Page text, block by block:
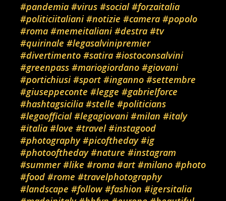
#pandemia #virus #social #forzaitalia
#politiciitaliani #notizie #camera #popolo
#roma #memeitaliani #destra #tv
#quirinale #legasalvinipremier
#divertimento #satira #iostoconsalvini
#greenpass #mariogiordano #giovani
#portichiusi #sport #inganno #settembre
#giuseppeconte #legge #gabrielforce
#hashtagsicilia #stelle #politicians
#legaofficial #legagiovani #milan #italy
#italia #love #travel #instagood
#photography #picoftheday #ig
#photooftheday #nature #instagram
#summer #like #roma #art #milano #photo
#food #rome #travelphotography
#landscape #follow #fashion #igersitalia